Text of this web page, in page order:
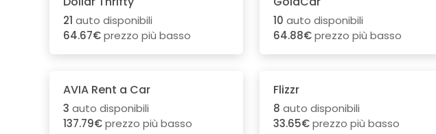
21 auto disponibili
64.67€prezzo più basso
10 auto disponibili
64.88€prezzo più basso
AVIA Rent a Car
3 auto disponibili
137.79€prezzo più basso
Flizzr
8 auto disponibili
33.65€prezzo più basso